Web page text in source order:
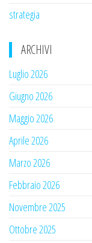
strategia
ARCHIVI
Luglio 2026
Giugno 2026
Maggio 2026
Aprile 2026
Marzo 2026
Febbraio 2026
Novembre 2025
Ottobre 2025